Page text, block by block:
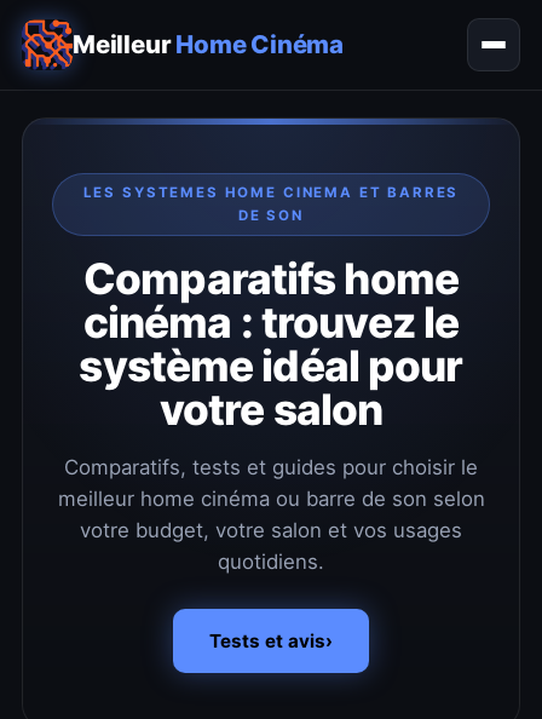
MeilleurHome Cinéma
LES SYSTEMES HOME CINEMA ET BARRES
DE SON
Comparatifs home
cinéma : trouvez le
système idéal pour
votre salon
Comparatifs, tests et guides pour choisir le
meilleur home cinéma ou barre de son selon
votre budget, votre salon et vos usages
quotidiens.
Tests et avis›